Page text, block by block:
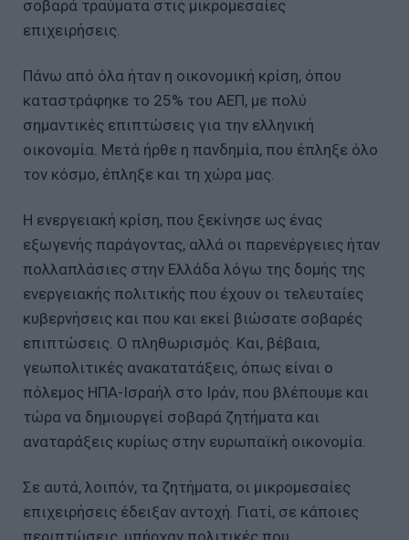
σοβαρά τραύματα στις μικρομεσαίες
επιχειρήσεις.
Πάνω από όλα ήταν η οικονομική κρίση, όπου
καταστράφηκε το 25% του ΑΕΠ, με πολύ
σημαντικές επιπτώσεις για την ελληνική
οικονομία. Μετά ήρθε η πανδημία, που έπληξε όλο
τον κόσμο, έπληξε και τη χώρα μας.
Η ενεργειακή κρίση, που ξεκίνησε ως ένας
εξωγενής παράγοντας, αλλά οι παρενέργειες ήταν
πολλαπλάσιες στην Ελλάδα λόγω της δομής της
ενεργειακής πολιτικής που έχουν οι τελευταίες
κυβερνήσεις και που και εκεί βιώσατε σοβαρές
επιπτώσεις. Ο πληθωρισμός. Και, βέβαια,
γεωπολιτικές ανακατατάξεις, όπως είναι ο
πόλεμος ΗΠΑ-Ισραήλ στο Ιράν, που βλέπουμε και
τώρα να δημιουργεί σοβαρά ζητήματα και
αναταράξεις κυρίως στην ευρωπαϊκή οικονομία.
Σε αυτά, λοιπόν, τα ζητήματα, οι μικρομεσαίες
επιχειρήσεις έδειξαν αντοχή. Γιατί, σε κάποιες
περιπτώσεις, υπήρχαν πολιτικές που